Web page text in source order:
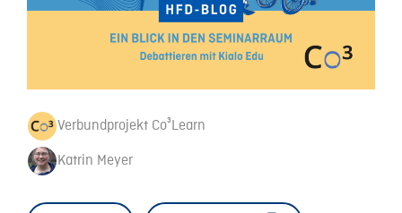
Verbundprojekt Co³Learn
Katrin Meyer